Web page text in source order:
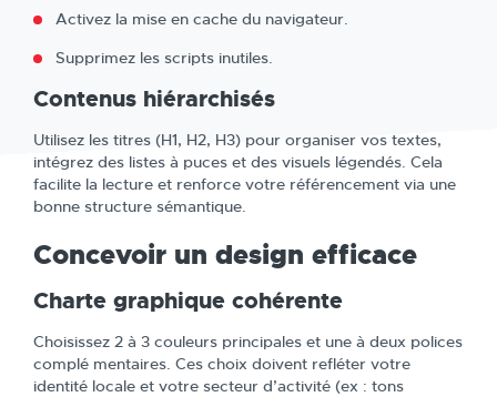
Activez la mise en cache du navigateur.
Supprimez les scripts inutiles.
Contenus hiérarchisés
Utilisez les titres (H1, H2, H3) pour organiser vos textes,
intégrez des listes à puces et des visuels légendés. Cela
facilite la lecture et renforce votre référencement via une
bonne structure sémantique.
Concevoir un design efficace
Charte graphique cohérente
Choisissez 2 à 3 couleurs principales et une à deux polices
complé mentaires. Ces choix doivent refléter votre
identité locale et votre secteur d’activité (ex : tons